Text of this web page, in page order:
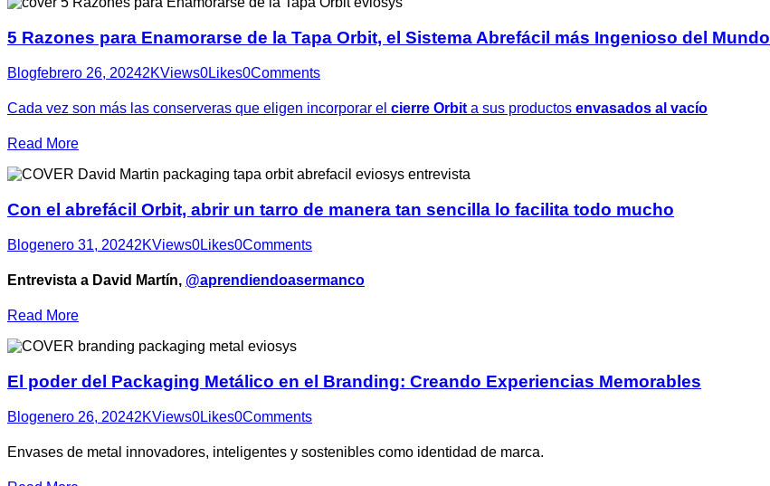
5 Razones para Enamorarse de la Tapa Orbit, el Sistema Abrefácil más Ingenioso del Mundo
Blogfebrero 26, 20242KViews0Likes0Comments
Cada vez son más las conserveras que eligen incorporar el cierre Orbit a sus productos envasados al vacío
Read More
Con el abrefácil Orbit, abrir un tarro de manera tan sencilla lo facilita todo mucho
Blogenero 31, 20242KViews0Likes0Comments
Entrevista a David Martín, @aprendiendoasermanco
Read More
El poder del Packaging Metálico en el Branding: Creando Experiencias Memorables
Blogenero 26, 20242KViews0Likes0Comments
Envases de metal innovadores, inteligentes y sostenibles como identidad de marca.